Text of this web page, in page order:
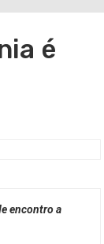
é
encontro a